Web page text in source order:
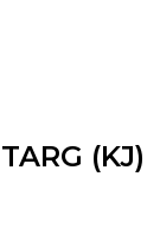
(KJ)